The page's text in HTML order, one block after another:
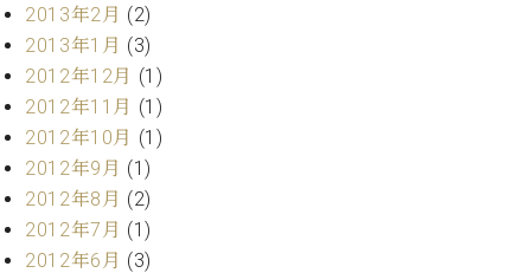
サ
ー
ビ
(調
律)
調
律
師
紹
2013年2月 (2)
2013年1月 (3)
2012年12月 (1)
2012年11月 (1)
2012年10月 (1)
2012年9月 (1)
2012年8月 (2)
2012年7月 (1)
2012年6月 (3)